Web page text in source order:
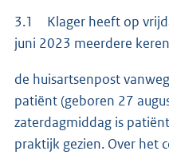
3.1 Klager heeft op
juni 2023 meerdere
de huisartsenpost
patiënt (geboren 27
zaterdagmiddag is
praktijk gezien. Over het